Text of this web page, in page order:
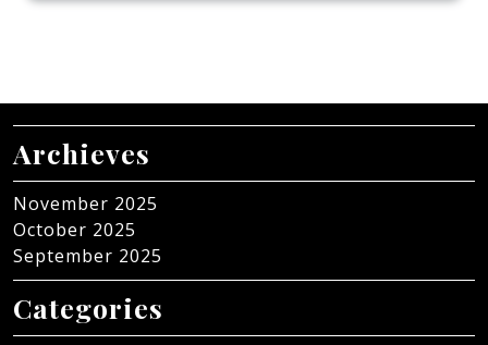
Archieves
November 2025
October 2025
September 2025
Categories